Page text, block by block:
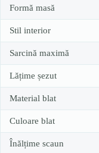
Formă masă
Stil interior
Sarcină maximă
Lățime șezut
Material blat
Culoare blat
Înălțime scaun